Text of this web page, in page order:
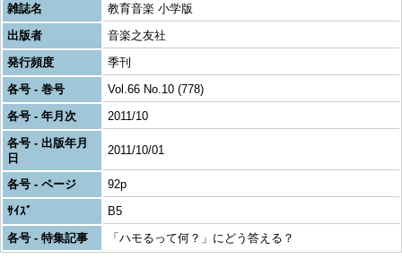
雑誌名
教育音楽 小学版
出版者
音楽之友社
発行頻度
季刊
各号 - 巻号
Vol.66 No.10 (778)
各号 - 年月次
2011/10
各号 - 出版年月
日
2011/10/01
各号 - ページ
92p
ｻｲｽﾞ
B5
各号 - 特集記事
「ハモるって何？」にどう答える？